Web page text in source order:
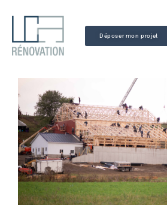
Déposer mon projet